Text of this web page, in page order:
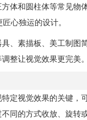
体和圆柱体等常见物
心独运的设计。
、素描板、美工制图
整让视觉效果更完美
定视觉效果的关键，
同的方式收放、旋转